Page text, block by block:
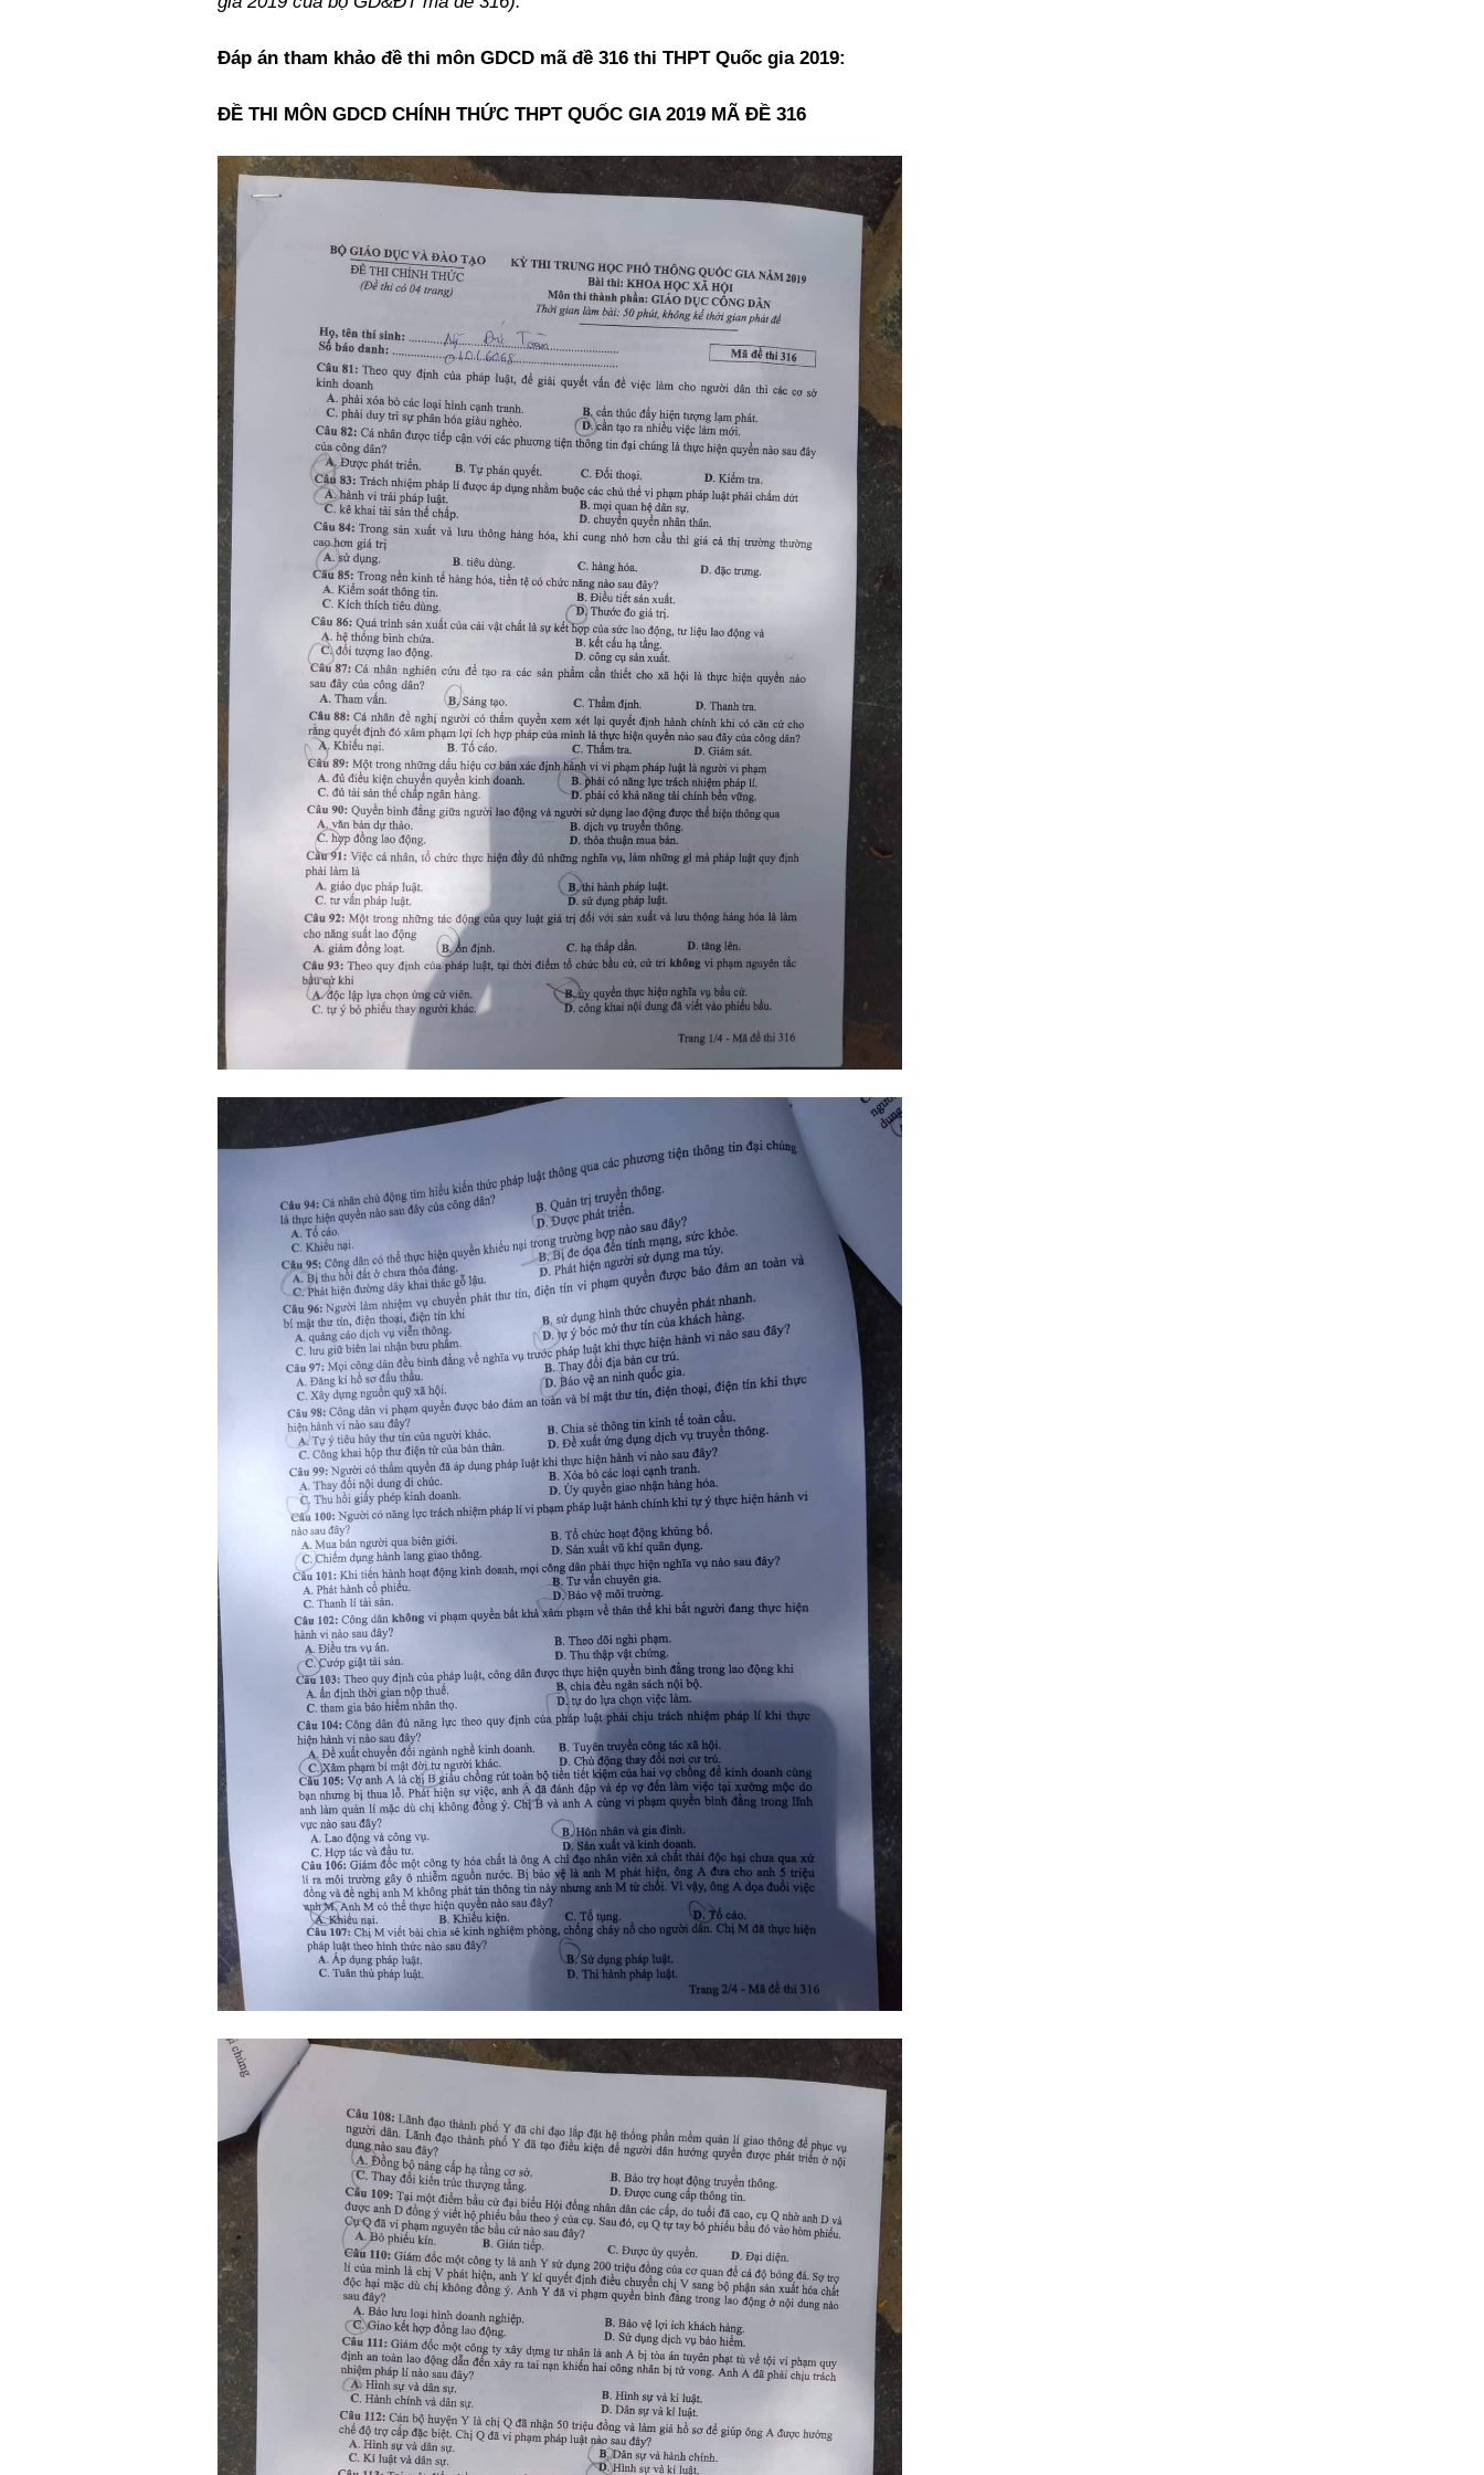
Đáp án tham khảo đề thi môn GDCD mã đề 316 thi THPT Quốc gia 2019:
ĐỀ THI MÔN GDCD CHÍNH THỨC THPT QUỐC GIA 2019 MÃ ĐỀ 316